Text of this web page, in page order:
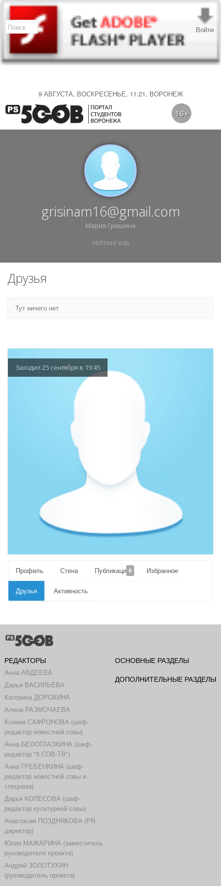
9 АВГУСТА, ВОСКРЕСЕНЬЕ, 11:21, ВОРОНЕЖ
Войти
16+
grisinam16@gmail.com
Мария Гришина
РЕЙТИНГ 0.00
Друзья
Тут ничего нет
Заходил 25 сентября в 19:45
Профиль Стена Публикации6 Избранное
Друзья Активность
РЕДАКТОРЫ
Анна АВДЕЕВА
Дарья ВАСИЛЬЕВА
Катерина ДОРОХИНА
Алена РАЗМОЧАЕВА
Ксения САФРОНОВА (шеф-
редактор новостной совы)
Анна БЕЛОГЛАЗКИНА (шеф-
редактор "5 СОВ-ТВ")
Анна ГРЕБЕНКИНА (шеф-
редактор новостной совы и
спецназа)
Дарья КОЛЕСОВА (шеф-
редактор культурной совы)
Анастасия ПОЗДНЯКОВА (PR-
директор)
Юлия МАЖАРИНА (заместитель
руководителя проекта)
Андрей ЗОЛОТУХИН
(руководитель проекта)
ОСНОВНЫЕ РАЗДЕЛЫ
ДОПОЛНИТЕЛЬНЫЕ РАЗДЕЛЫ